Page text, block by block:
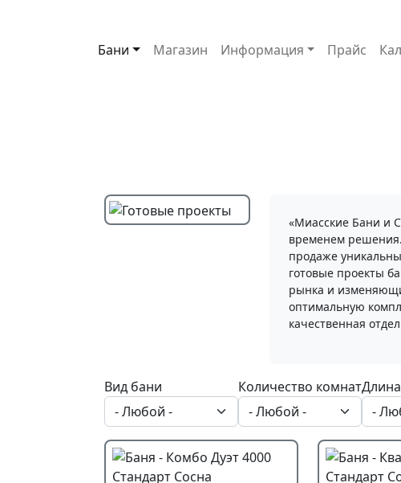
Основная навигация
Бани Магазин Информация Прайс
«Миасские Бани и
временем
продаже
готовые проекты
рынка и
оптимальную
качественная
Вид бани Количество комнат